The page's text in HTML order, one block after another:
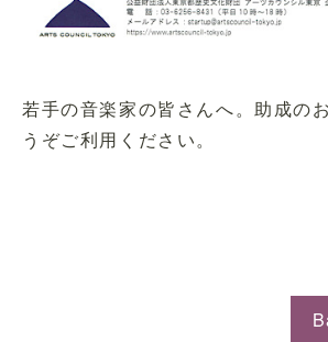
若手の音楽家の皆さんへ。助成の
うぞご利用ください。